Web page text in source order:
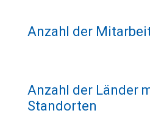
Anzahl der
Anzahl der Länder
Standorten